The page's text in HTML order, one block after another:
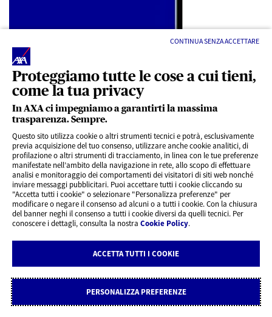
Proteggiamo tutte le cose a cui tieni,
come la tua privacy
In AXA ci impegniamo a garantirti la massima
trasparenza. Sempre.
Questo sito utilizza cookie o altri strumenti tecnici e potrà, esclusivamente
previa acquisizione del tuo consenso, utilizzare anche cookie analitici, di
profilazione o altri strumenti di tracciamento, in linea con le tue preferenze
manifestate nell’ambito della navigazione in rete, allo scopo di effettuare
analisi e monitoraggio dei comportamenti dei visitatori di siti web nonché
inviare messaggi pubblicitari. Puoi accettare tutti i cookie cliccando su
"Accetta tutti i cookie" o selezionare "Personalizza preferenze" per
modificare o negare il consenso ad alcuni o a tutti i cookie. Con la chiusura
del banner neghi il consenso a tutti i cookie diversi da quelli tecnici. Per
conoscere i dettagli, consulta la nostra Cookie Policy.
CONTINUA SENZA ACCETTARE
ACCETTA TUTTI I COOKIE
PERSONALIZZA PREFERENZE
I vantaggi di avere l’app sul
tuo smartphone
La tua agenzia sempre a portata di mano
Assistenza 24/7 per le emergenze
Tracking online del tuo sinistro
Accesso rapido alle tue polizze
Gestione consensi e anagrafica
Scarica l'app Registrati